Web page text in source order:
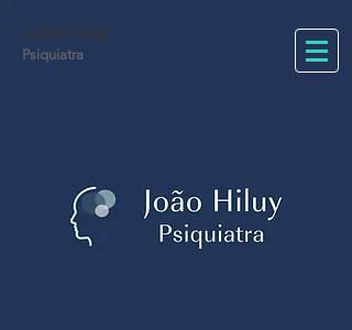
João Hiluy
Psiquiatra